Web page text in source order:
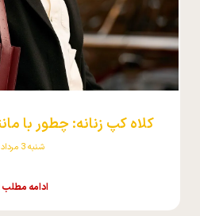
کلاه کپ زنانه: چطور با
شنبه 3 مرداد
ادامه مطلب